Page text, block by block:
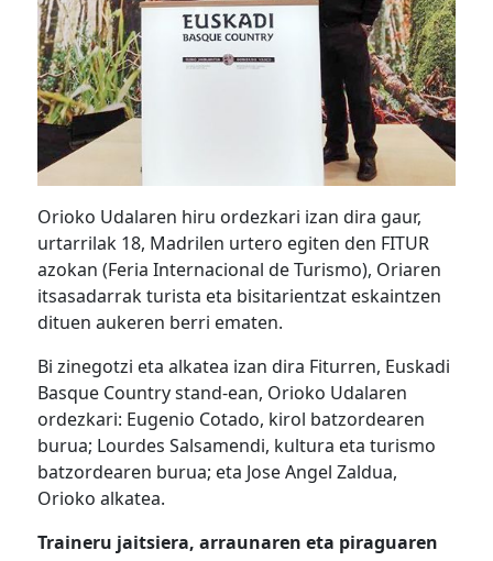
Orioko Udalaren hiru ordezkari izan dira gaur,
urtarrilak 18, Madrilen urtero egiten den FITUR
azokan (Feria Internacional de Turismo), Oriaren
itsasadarrak turista eta bisitarientzat eskaintzen
dituen aukeren berri ematen.
Bi zinegotzi eta alkatea izan dira Fiturren, Euskadi
Basque Country stand-ean, Orioko Udalaren
ordezkari: Eugenio Cotado, kirol batzordearen
burua; Lourdes Salsamendi, kultura eta turismo
batzordearen burua; eta Jose Angel Zaldua,
Orioko alkatea.
Traineru jaitsiera, arraunaren eta piraguaren